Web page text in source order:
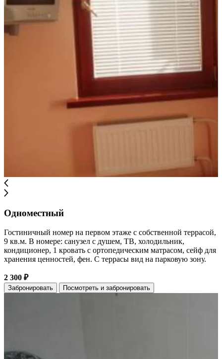
Одноместный
Гостиничный номер на первом этаже с собственной террасой,
9 кв.м. В номере: санузел с душем, ТВ, холодильник,
кондиционер, 1 кровать с ортопедическим матрасом, сейф для
хранения ценностей, фен. С террасы вид на парковую зону.
2 300 ₽
Забронировать Посмотреть и забронировать